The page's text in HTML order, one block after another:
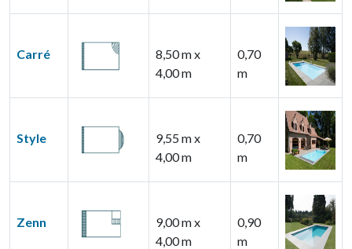
Carré
8,50 m x
4,00 m
0,70
m
Style
9,55 m x
4,00 m
0,70
m
Zenn
9,00 m x
4,00 m
0,90
m